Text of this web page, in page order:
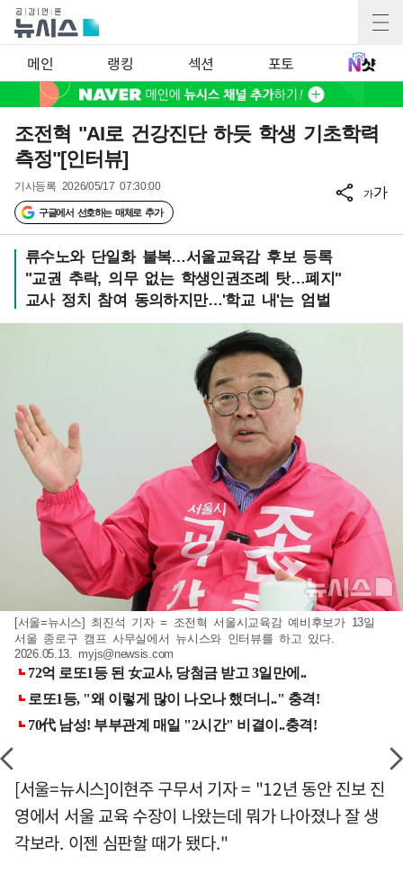
메인 랭킹 섹션 포토
조전혁 "AI로 건강진단 하듯 학생 기초학력
측정"[인터뷰]
기사등록 2026/05/17 07:30:00
구글에서 선호하는 매체로 추가
가가
류수노와 단일화 불복…서울교육감 후보 등록
"교권 추락, 의무 없는 학생인권조례 탓…폐지"
교사 정치 참여 동의하지만…'학교 내'는 엄벌
[서울=뉴시스] 최진석 기자 = 조전혁 서울시교육감 예비후보가 13일
서울 종로구 캠프 사무실에서 뉴시스와 인터뷰를 하고 있다.
2026.05.13. myjs@newsis.com
[서울=뉴시스]이현주 구무서 기자 = "12년 동안 진보 진
영에서 서울 교육 수장이 나왔는데 뭐가 나아졌나 잘 생
각보라. 이젠 심판할 때가 됐다."